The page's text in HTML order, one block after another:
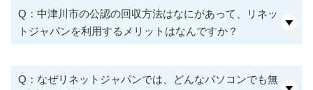
Q：中津川市の公認の回収方法はなにがあって、リネッ
トジャパンを利用するメリットはなんですか？
Q：なぜリネットジャパンでは、どんなパソコンでも無